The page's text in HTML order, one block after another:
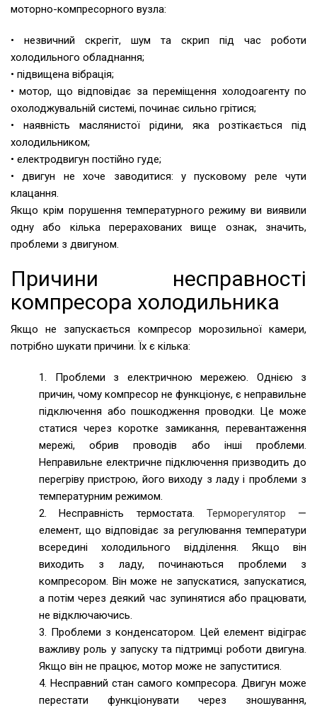
моторно-компресорного вузла:
• незвичний скрегіт, шум та скрип під час роботи
холодильного обладнання;
• підвищена вібрація;
• мотор, що відповідає за переміщення холодоагенту по
охолоджувальній системі, починає сильно грітися;
• наявність маслянистої рідини, яка розтікається під
холодильником;
• електродвигун постійно гуде;
• двигун не хоче заводитися: у пусковому реле чути
клацання.
Якщо крім порушення температурного режиму ви виявили
одну або кілька перерахованих вище ознак, значить,
проблеми з двигуном.
Причини несправності
компресора холодильника
Якщо не запускається компресор морозильної камери,
потрібно шукати причини. Їх є кілька:
1. Проблеми з електричною мережею. Однією з
причин, чому компресор не функціонує, є неправильне
підключення або пошкодження проводки. Це може
статися через коротке замикання, перевантаження
мережі, обрив проводів або інші проблеми.
Неправильне електричне підключення призводить до
перегріву пристрою, його виходу з ладу і проблеми з
температурним режимом.
2. Несправність термостата. Терморегулятор —
елемент, що відповідає за регулювання температури
всередині холодильного відділення. Якщо він
виходить з ладу, починаються проблеми з
компресором. Він може не запускатися, запускатися,
а потім через деякий час зупинятися або працювати,
не відключаючись.
3. Проблеми з конденсатором. Цей елемент відіграє
важливу роль у запуску та підтримці роботи двигуна.
Якщо він не працює, мотор може не запуститися.
4. Несправний стан самого компресора. Двигун може
перестати функціонувати через зношування,